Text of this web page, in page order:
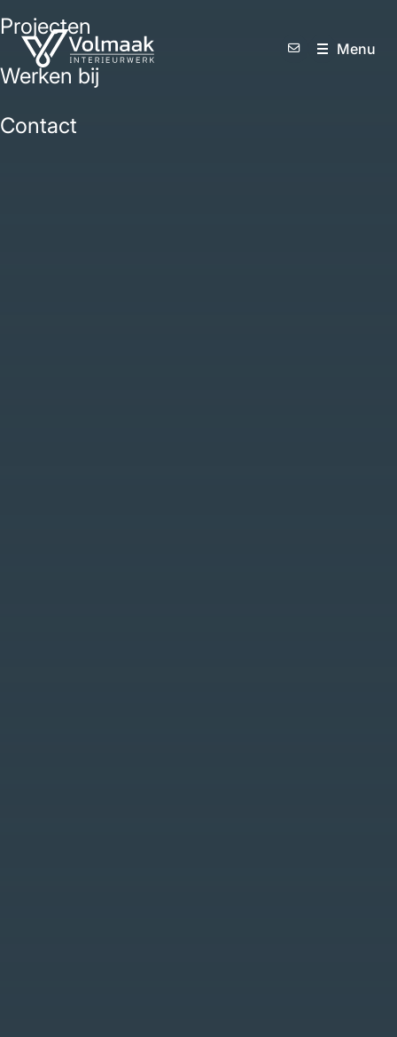
Projecten
Werken bij
Contact
Menu